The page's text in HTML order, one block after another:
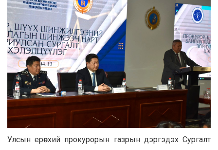
Улсын ерөнхий прокурорын газрын дэргэдэх Сургалт